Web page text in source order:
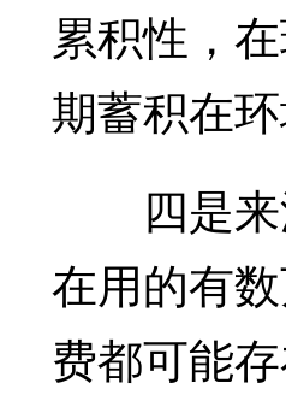
累积性，
期蓄积在
四是来
在用的有
费都可能